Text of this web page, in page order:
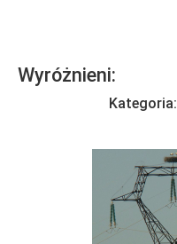
Wyróżnieni:
Kategoria: